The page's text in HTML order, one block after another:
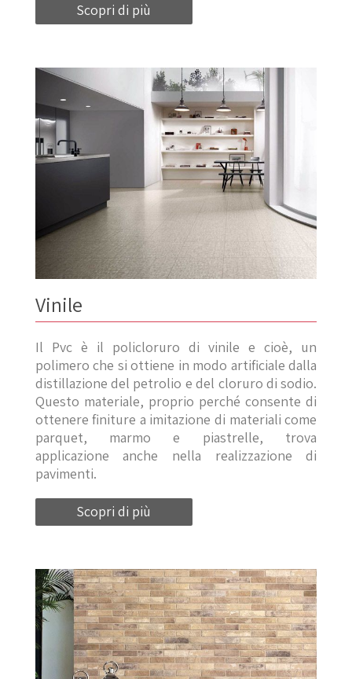
Scopri di più
Vinile
Il Pvc è il policloruro di vinile e cioè, un
polimero che si ottiene in modo artificiale dalla
distillazione del petrolio e del cloruro di sodio.
Questo materiale, proprio perché consente di
ottenere finiture a imitazione di materiali come
parquet, marmo e piastrelle, trova
applicazione anche nella realizzazione di
pavimenti.
Scopri di più